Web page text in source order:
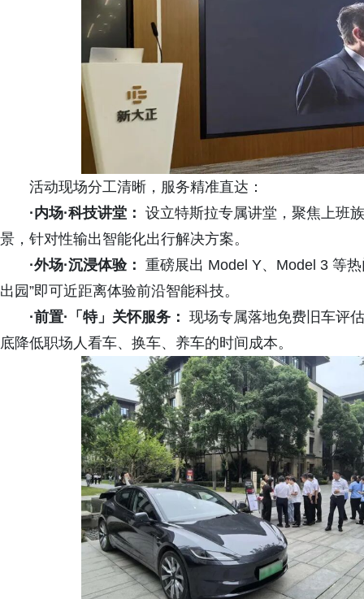
活动现场分工清晰，服务精准直达：
·内场·科技讲堂： 设立特斯拉专属讲堂，聚焦上班
景，针对性输出智能化出行解决方案。
·外场·沉浸体验： 重磅展出 Model Y、Model 3 等
出园”即可近距离体验前沿智能科技。
·前置·「特」关怀服务： 现场专属落地免费旧车评
底降低职场人看车、换车、养车的时间成本。